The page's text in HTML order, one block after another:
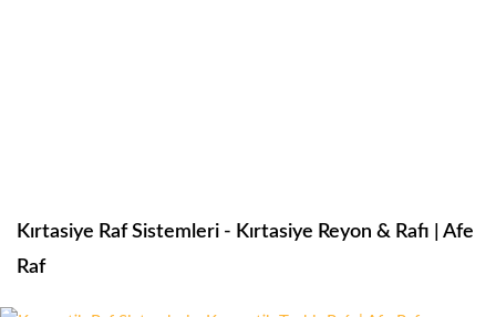
Kırtasiye Raf Sistemleri - Kırtasiye Reyon & Rafı | Afe
Raf